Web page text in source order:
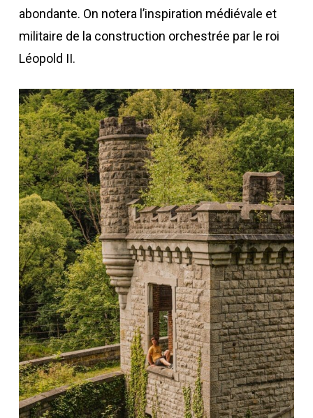
abondante. On notera l’inspiration médiévale et
militaire de la construction orchestrée par le roi
Léopold II.